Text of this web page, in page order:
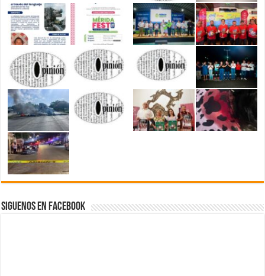
Siguenos en Facebook